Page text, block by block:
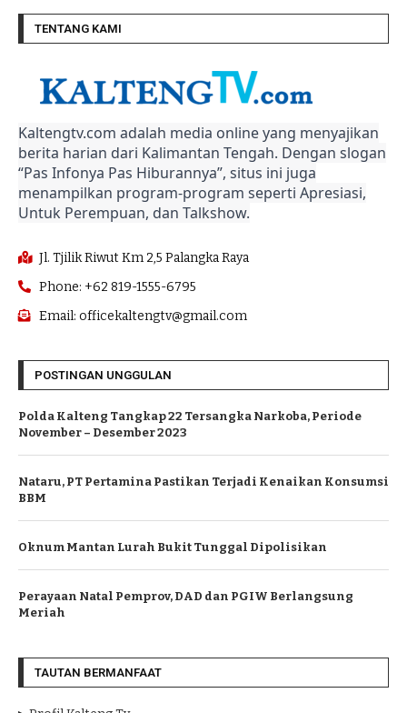
TENTANG KAMI
Kaltengtv.com adalah media online yang menyajikan
berita harian dari Kalimantan Tengah. Dengan slogan
“Pas Infonya Pas Hiburannya”, situs ini juga
menampilkan program-program seperti Apresiasi,
Untuk Perempuan, dan Talkshow.
Jl. Tjilik Riwut Km 2,5 Palangka Raya
Phone: +62 819-1555-6795
Email: officekaltengtv@gmail.com
POSTINGAN UNGGULAN
Polda Kalteng Tangkap 22 Tersangka Narkoba, Periode
November – Desember 2023
Nataru, PT Pertamina Pastikan Terjadi Kenaikan Konsumsi
BBM
Oknum Mantan Lurah Bukit Tunggal Dipolisikan
Perayaan Natal Pemprov, DAD dan PGIW Berlangsung
Meriah
TAUTAN BERMANFAAT